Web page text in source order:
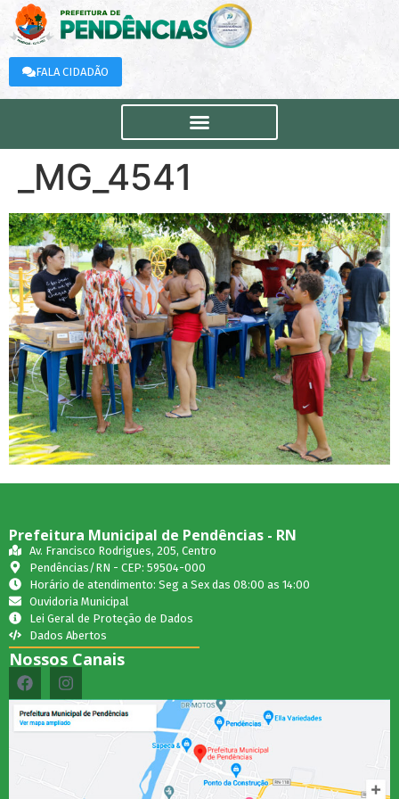
FALA CIDADÃO
_MG_4541
Prefeitura Municipal de Pendências - RN
Av. Francisco Rodrigues, 205, Centro
Pendências/RN - CEP: 59504-000
Horário de atendimento: Seg a Sex das 08:00 as 14:00
Ouvidoria Municipal
Lei Geral de Proteção de Dados
Dados Abertos
Nossos Canais